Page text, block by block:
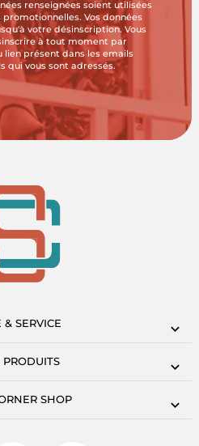
renseignées soient utilisées
Vos données
votre désinscription. Vous
à tout moment par
lien présent dans les emails
qui vous sont adressés.
& SERVICE
PRODUITS
SHOP